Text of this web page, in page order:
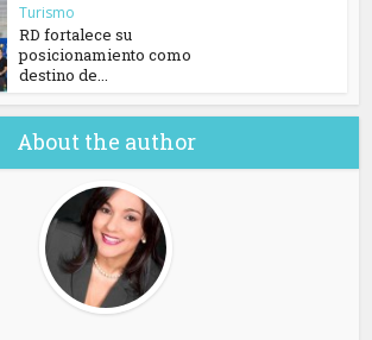
Turismo
RD fortalece su
posicionamiento como
destino de...
About the author